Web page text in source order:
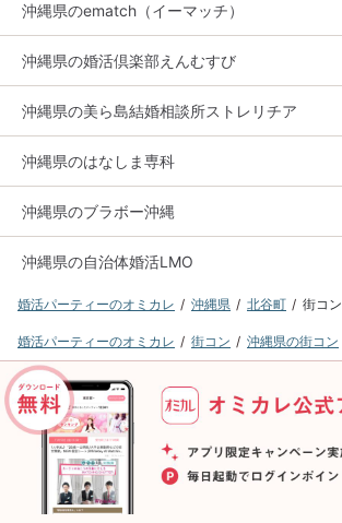
沖縄県のematch（イーマッチ）
沖縄県の婚活倶楽部えんむすび
沖縄県の美ら島結婚相談所ストレリチア
沖縄県のはなしま専科
沖縄県のブラボー沖縄
沖縄県の自治体婚活LMO
婚活パーティーのオミカレ 沖縄県 北谷町 街コン
婚活パーティーのオミカレ 街コン 沖縄県の街コン